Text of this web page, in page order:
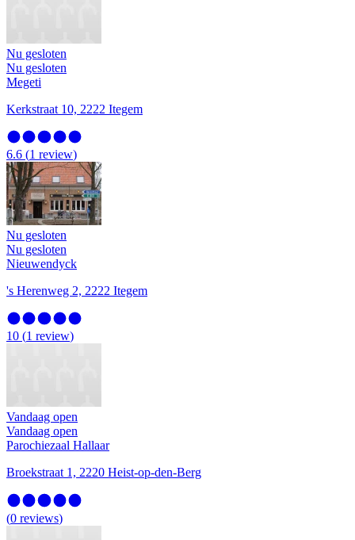
Nu gesloten
Nu gesloten
Megeti
Kerkstraat 10, 2222 Itegem
6.6 (1 review)
Nu gesloten
Nu gesloten
Nieuwendyck
's Herenweg 2, 2222 Itegem
10 (1 review)
Vandaag open
Vandaag open
Parochiezaal Hallaar
Broekstraat 1, 2220 Heist-op-den-Berg
(0 reviews)